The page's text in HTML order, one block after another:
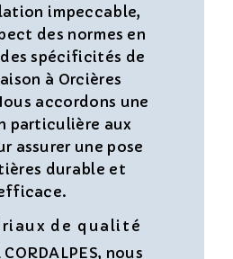
impeccable,
des normes en
spécificités de
à Orcières
accordons une
particulière aux
assurer une pose
durable et
de qualité
CORDALPES, nous